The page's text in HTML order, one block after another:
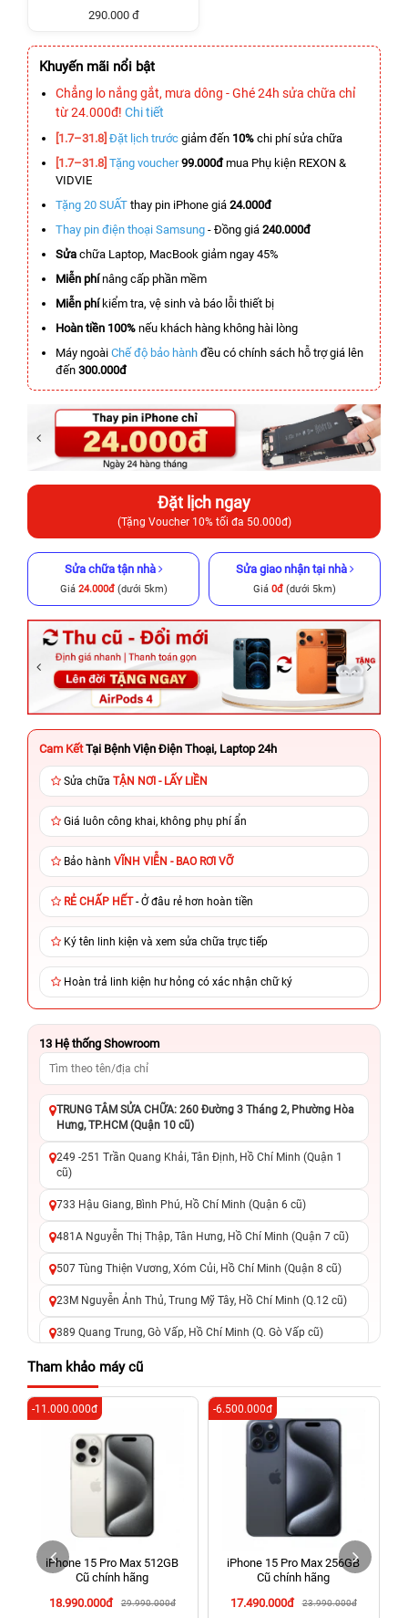
290.000 đ
Khuyến mãi nổi bật
Chẳng lo nắng gắt, mưa dông - Ghé 24h sửa chữa chỉ
từ 24.000đ! Chi tiết
[1.7–31.8] Đặt lịch trước giảm đến 10% chi phí sửa chữa
[1.7–31.8] Tặng voucher 99.000đmua Phụ kiện REXON &
VIDVIE
Tặng 20 SUẤT thay pin iPhone giá 24.000đ
Thay pin điện thoại Samsung - Đồng giá 240.000đ
Sửa chữa Laptop, MacBook giảm ngay 45%
Miễn phínâng cấp phần mềm
Miễn phíkiểm tra, vệ sinh và báo lỗi thiết bị
Hoàn tiền 100% nếu khách hàng không hài lòng
Máy ngoài Chế độ bảo hành đều có chính sách hỗ trợ giá lên
đến 300.000đ
Đặt lịch ngay
(Tặng Voucher 10% tối đa 50.000đ)
Sửa chữa tận nhà
Giá 24.000đ(dưới 5km)
Sửa giao nhận tại nhà
Giá 0đ (dưới 5km)
Cam Kết Tại Bệnh Viện Điện Thoại, Laptop 24h
Sửa chữa TẬN NƠI - LẤY LIỀN
Giá luôn công khai, không phụ phí ẩn
Bảo hành VĨNH VIỄN - BAO RƠI VỠ
RẺ CHẤP HẾT- Ở đâu rẻ hơn hoàn tiền
Ký tên linh kiện và xem sửa chữa trực tiếp
Hoàn trả linh kiện hư hỏng có xác nhận chữ ký
13 Hệ thống Showroom
TRUNG TÂM SỬA CHỮA: 260 Đường 3 Tháng 2, Phường Hòa
Hưng, TP.HCM (Quận 10 cũ)
249 -251 Trần Quang Khải, Tân Định, Hồ Chí Minh (Quận 1
cũ)
733 Hậu Giang, Bình Phú, Hồ Chí Minh (Quận 6 cũ)
481A Nguyễn Thị Thập, Tân Hưng, Hồ Chí Minh (Quận 7 cũ)
507 Tùng Thiện Vương, Xóm Củi, Hồ Chí Minh (Quận 8 cũ)
23M Nguyễn Ảnh Thủ, Trung Mỹ Tây, Hồ Chí Minh (Q.12 cũ)
389 Quang Trung, Gò Vấp, Hồ Chí Minh (Q. Gò Vấp cũ)
625 - 625A Âu Cơ, Tân Phú, Hồ Chí Minh (Quận Tân Phú cũ)
326 Lê Văn Việt, Tăng Nhơn Phú, Hồ Chí Minh (Q.9 TP. Thủ
Đức cũ)
256 Võ Văn Ngân, Thủ Đức, Hồ Chí Minh (Bình Thọ, TP. Thủ
Đức Cũ)
70 Nguyễn An Ninh, Dĩ An, Hồ Chí Minh (Bình Dương Cũ)
24h Vũng Tàu: 162A Ba Cu, Vũng Tàu, Hồ Chí Minh (TP. Vũng
Tàu cũ)
198 Hoàng Văn Thụ, Tân Sơn Nhất, Hồ Chí Minh (Tân Bình
Tham khảo máy cũ
iPhone 15 Pro Max 512GB
Cũ chính hãng
18.990.000đ
29.990.000đ
-11.000.000đ
iPhone 15 Pro Max 256GB
Cũ chính hãng
17.490.000đ
23.990.000đ
-6.500.000đ